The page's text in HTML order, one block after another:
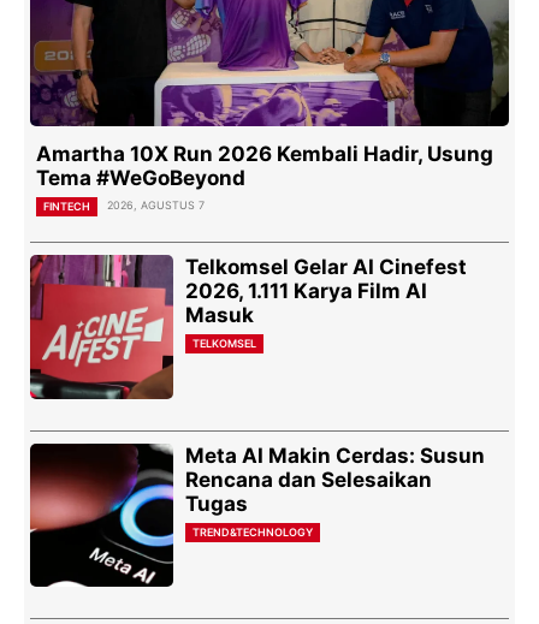
Amartha 10X Run 2026 Kembali Hadir, Usung
Tema #WeGoBeyond
FINTECH 2026, AGUSTUS 7
Telkomsel Gelar AI Cinefest
2026, 1.111 Karya Film AI
Masuk
TELKOMSEL
Meta AI Makin Cerdas: Susun
Rencana dan Selesaikan
Tugas
TREND&TECHNOLOGY